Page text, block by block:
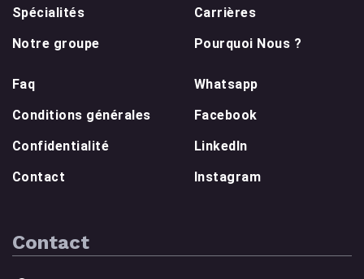
Spécialités
Notre groupe
Carrières
Pourquoi Nous ?
Faq
Conditions générales
Confidentialité
Contact
Whatsapp
Facebook
LinkedIn
Instagram
Contact